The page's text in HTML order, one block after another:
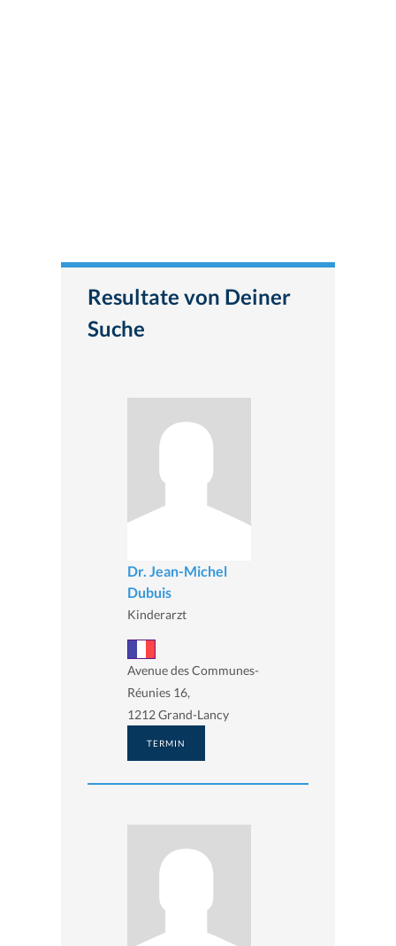
Resultate von Deiner
Suche
Dr. Jean-Michel
Dubuis
Kinderarzt
Avenue des Communes-
Réunies 16,
1212 Grand-Lancy
TERMIN